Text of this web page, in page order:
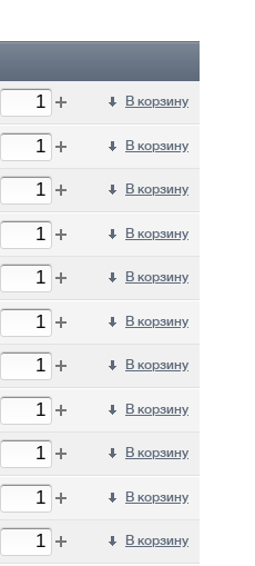
В корзину
В корзину
В корзину
В корзину
В корзину
В корзину
В корзину
В корзину
В корзину
В корзину
В корзину